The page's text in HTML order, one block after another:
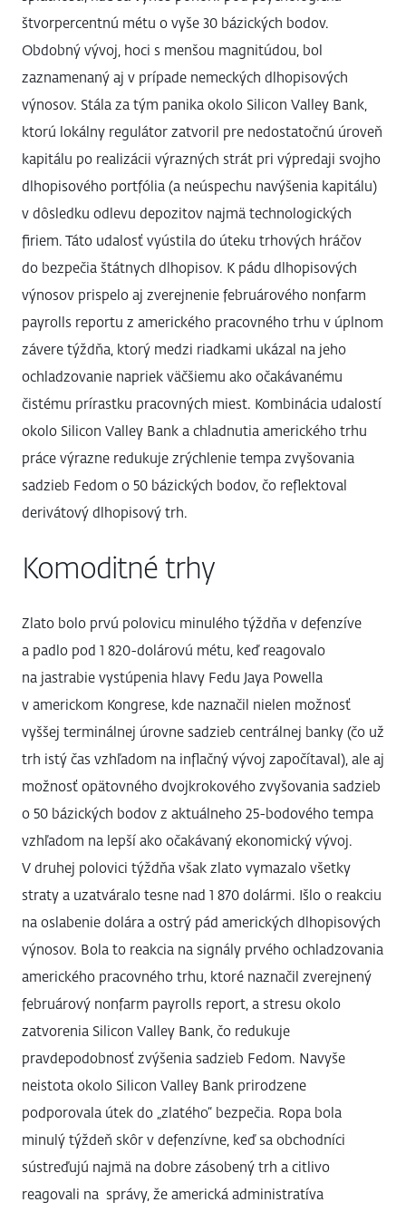
štvorpercentnú métu o vyše 30 bázických bodov.
Obdobný vývoj, hoci s menšou magnitúdou, bol
zaznamenaný aj v prípade nemeckých dlhopisových
výnosov. Stála za tým panika okolo Silicon Valley Bank,
ktorú lokálny regulátor zatvoril pre nedostatočnú úroveň
kapitálu po realizácii výrazných strát pri výpredaji svojho
dlhopisového portfólia (a neúspechu navýšenia kapitálu)
v dôsledku odlevu depozitov najmä technologických
firiem. Táto udalosť vyústila do úteku trhových hráčov
do bezpečia štátnych dlhopisov. K pádu dlhopisových
výnosov prispelo aj zverejnenie februárového nonfarm
payrolls reportu z amerického pracovného trhu v úplnom
závere týždňa, ktorý medzi riadkami ukázal na jeho
ochladzovanie napriek väčšiemu ako očakávanému
čistému prírastku pracovných miest. Kombinácia udalostí
okolo Silicon Valley Bank a chladnutia amerického trhu
práce výrazne redukuje zrýchlenie tempa zvyšovania
sadzieb Fedom o 50 bázických bodov, čo reflektoval
derivátový dlhopisový trh.
Komoditné trhy
Zlato bolo prvú polovicu minulého týždňa v defenzíve
a padlo pod 1 820-dolárovú métu, keď reagovalo
na jastrabie vystúpenia hlavy Fedu Jaya Powella
v americkom Kongrese, kde naznačil nielen možnosť
vyššej terminálnej úrovne sadzieb centrálnej banky (čo už
trh istý čas vzhľadom na inflačný vývoj započítaval), ale aj
možnosť opätovného dvojkrokového zvyšovania sadzieb
o 50 bázických bodov z aktuálneho 25-bodového tempa
vzhľadom na lepší ako očakávaný ekonomický vývoj.
V druhej polovici týždňa však zlato vymazalo všetky
straty a uzatváralo tesne nad 1 870 dolármi. Išlo o reakciu
na oslabenie dolára a ostrý pád amerických dlhopisových
výnosov. Bola to reakcia na signály prvého ochladzovania
amerického pracovného trhu, ktoré naznačil zverejnený
februárový nonfarm payrolls report, a stresu okolo
zatvorenia Silicon Valley Bank, čo redukuje
pravdepodobnosť zvýšenia sadzieb Fedom. Navyše
neistota okolo Silicon Valley Bank prirodzene
podporovala útek do „zlatého“ bezpečia. Ropa bola
minulý týždeň skôr v defenzívne, keď sa obchodníci
sústreďujú najmä na dobre zásobený trh a citlivo
reagovali na správy, že americká administratíva